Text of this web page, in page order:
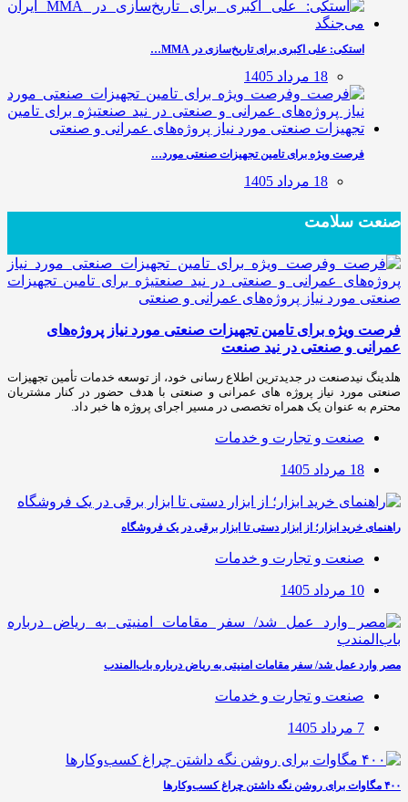
استکی: علی‌ اکبری برای تاریخ‌سازی در MMA…
18 مرداد 1405
فرصت ویژه برای تامین تجهیزات صنعتی مورد…
18 مرداد 1405
صنعت سلامت
فرصت ویژه برای تامین تجهیزات صنعتی مورد نیاز پروژه‌های
عمرانی و صنعتی در نید صنعت
هلدینگ نیدصنعت در جدیدترین اطلاع رسانی خود، از توسعه خدمات تأمین تجهیزات
صنعتی مورد نیاز پروژه های عمرانی و صنعتی با هدف حضور در کنار مشتریان
محترم به عنوان یک همراه تخصصی در مسیر اجرای پروژه ها خبر داد.
صنعت و تجارت و خدمات
18 مرداد 1405
راهنمای خرید ابزار؛ از ابزار دستی تا ابزار برقی در یک فروشگاه
صنعت و تجارت و خدمات
10 مرداد 1405
مصر وارد عمل شد/ سفر مقامات امنیتی به ریاض درباره باب‌المندب
صنعت و تجارت و خدمات
7 مرداد 1405
۴۰۰ مگاوات برای روشن نگه داشتن چراغ کسب‌وکار‌ها